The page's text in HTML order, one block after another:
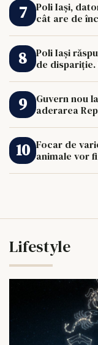
Poli Iași,
cât are de
Poli Iași
de
Guvern nou
aderarea
Focar de
animale vor
Lifestyle